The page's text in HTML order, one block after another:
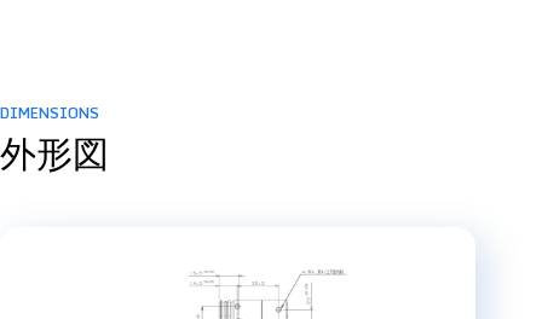
DIMENSIONS
外形図